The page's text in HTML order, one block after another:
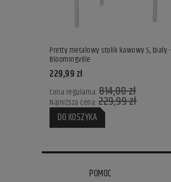
Pretty metalowy stolik kawowy S, biały -
Bloomingville
229,99 zł
Cena regularna: 814,00 zł
Najniższa cena: 229,99 zł
DO KOSZYKA
POMOC